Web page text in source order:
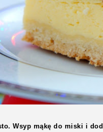
Wsyp mąkę do miski i